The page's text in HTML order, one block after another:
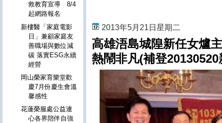
2013年5月21日星期二
高雄浯島城隍新任女爐
熱鬧非凡(補登20130520
救教育宣導 8/4
起網路報名
新樓醫「家庭電影
日」兼顧家庭友
善職場與數位減
碳 落實ESG永續
經營
岡山榮家育樂堂歡
慶7月份慶生會溫
馨感性
花蓮榮服處公益連
心各界陪伴自強